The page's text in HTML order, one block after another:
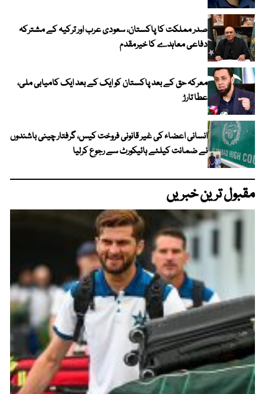
صدر مملکت کا پاکستان، سعودی عرب اور ترکیہ کے مشترکہ
دفاعی معاہدے کا خیرمقدم
معرکہ حق کے بعد پاکستان کو ایک کے بعد ایک کامیابی ملی،
عطا تارڑ
انسانی اعضاء کی غیر قانونی فروخت کیس، گرفتار چینی باشندوں
نے ضمانت کیلئے ہائیکورٹ سے رجوع کرلیا
مقبول ترین خبریں